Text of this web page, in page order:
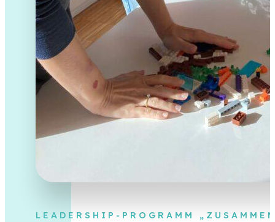
LEADERSHIP-PROGRAMM